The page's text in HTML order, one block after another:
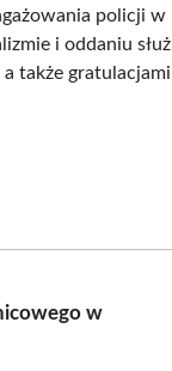
policji w
i oddaniu
także
w